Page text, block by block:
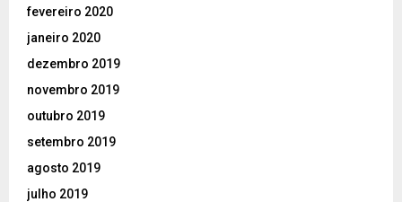
fevereiro 2020
janeiro 2020
dezembro 2019
novembro 2019
outubro 2019
setembro 2019
agosto 2019
julho 2019